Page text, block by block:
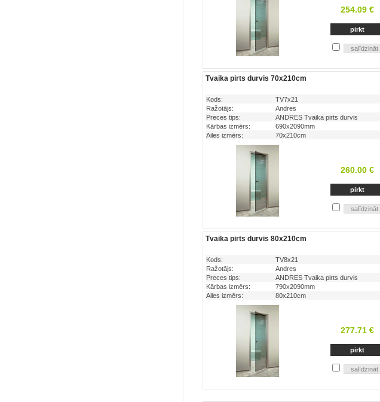
254.09 €
Tvaika pirts durvis 70x210cm
Kods:
TV7x21
Ražotājs:
Andres
Preces tips:
ANDRES Tvaika pirts durvis
Kārbas izmērs:
690x2090mm
Ailes izmērs:
70x210cm
260.00 €
Tvaika pirts durvis 80x210cm
Kods:
TV8x21
Ražotājs:
Andres
Preces tips:
ANDRES Tvaika pirts durvis
Kārbas izmērs:
790x2090mm
Ailes izmērs:
80x210cm
277.71 €